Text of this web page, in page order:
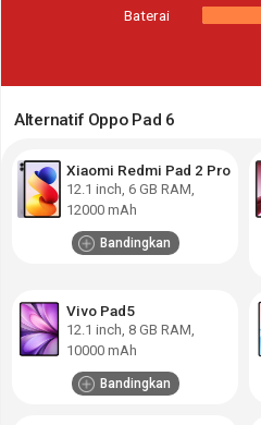
Baterai
Alternatif Oppo Pad 6
Xiaomi Redmi Pad 2 Pro
12.1 inch, 6 GB RAM
12000 mAh
Bandingkan
Vivo Pad5
12.1 inch, 8 GB RAM
10000 mAh
Bandingkan